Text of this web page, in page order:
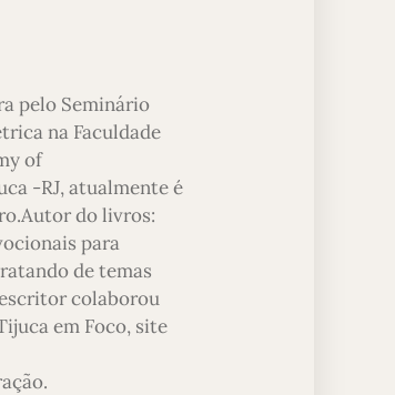
pelo Seminário
na Faculdade
of
-RJ, atualmente é
do livros:
para
de temas
colaborou
em Foco, site